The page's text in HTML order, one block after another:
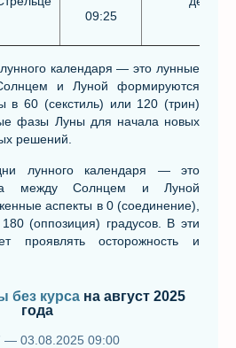
09:25
календаря — это лунные
и Луной формируются
в 60 (секстиль) или 120 (трин)
фазы Луны для начала новых
решений.
лунного календаря — это
между Солнцем и Луной
аспекты в 0 (соединение),
(оппозиция) градусов. В эти
проявлять осторожность и
без курса на август 2025
года
— 03.08.2025 09:00